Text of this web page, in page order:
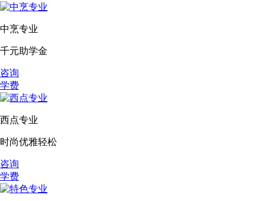
中烹专业
千元助学金
咨询
学费
西点专业
时尚优雅轻松
咨询
学费